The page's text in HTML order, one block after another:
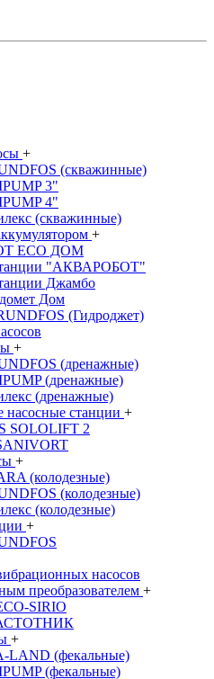
+
(скважинные)
3"
4"
(скважинные)
+
ECO ДОМ
"АКВАРОБОТ"
Джамбо
Дом
(Гидроджет)
+
(дренажные)
(дренажные)
(дренажные)
станции +
SOLOLIFT 2
+
(колодезные)
(колодезные)
(колодезные)
+
насосов
преобразователем +
SIRIO
+
LAND (фекальные)
(фекальные)